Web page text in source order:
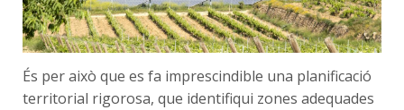
És per això que es fa imprescindible una planificació
territorial rigorosa, que identifiqui zones adequades